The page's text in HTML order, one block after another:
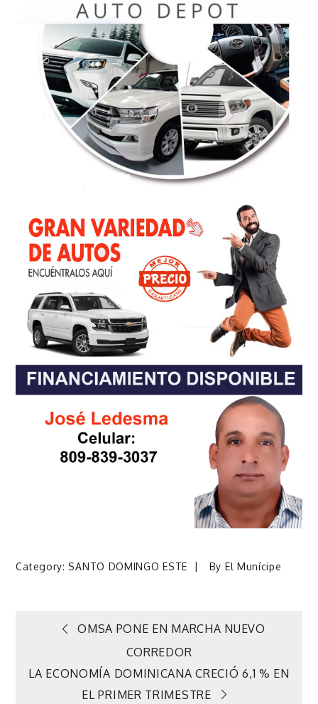
Category: SANTO DOMINGO ESTE By El Munícipe
Navegación
de
OMSA PONE EN MARCHA NUEVO
CORREDOR
LA ECONOMÍA DOMINICANA CRECIÓ 6,1 % EN
EL PRIMER TRIMESTRE